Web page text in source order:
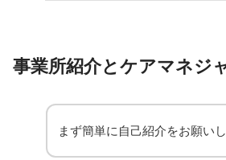
事業所紹介とケアマネジ
まず簡単に自己紹介をお願いし